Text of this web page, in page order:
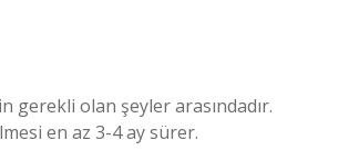
gerekli olan şeyler arasındadır.
en az 3-4 ay sürer.